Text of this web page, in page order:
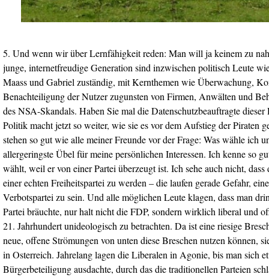
5. Und wenn wir über Lernfähigkeit reden: Man will ja keinem zu
junge, internetfreudige Generation sind inzwischen politisch Leute
Maass und Gabriel zuständig, mit Kernthemen wie Überwachung,
Benachteiligung der Nutzer zugunsten von Firmen, Anwälten und
des NSA-Skandals. Haben Sie mal die Datenschutzbeauftragte dieser
Politik macht jetzt so weiter, wie sie es vor dem Aufstieg der Piraten
stehen so gut wie alle meiner Freunde vor der Frage: Was wähle ich
allergeringste Übel für meine persönlichen Interessen. Ich kenne so
wählt, weil er von einer Partei überzeugt ist. Ich sehe auch nicht, dass
einer echten Freiheitspartei zu werden – die laufen gerade Gefahr,
Verbotspartei zu sein. Und alle möglichen Leute klagen, dass man
Partei bräuchte, nur halt nicht die FDP, sondern wirklich liberal und
21. Jahrhundert unideologisch zu betrachten. Da ist eine riesige
neue, offene Strömungen von unten diese Breschen nutzen können,
in Osterreich. Jahrelang lagen die Liberalen in Agonie, bis man sich
Bürgerbeteiligung ausdachte, durch das die traditionellen Parteien